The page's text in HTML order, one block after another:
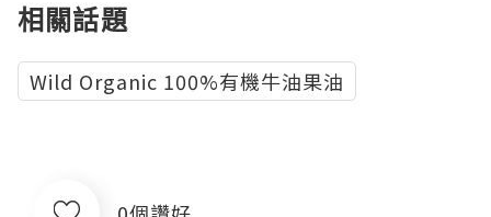
相關話題
Wild Organic 100%有機牛油果油